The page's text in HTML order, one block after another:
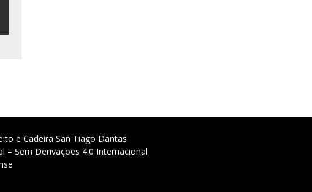
e Cadeira San Tiago Dantas
– Sem Derivações 4.0 Internacional